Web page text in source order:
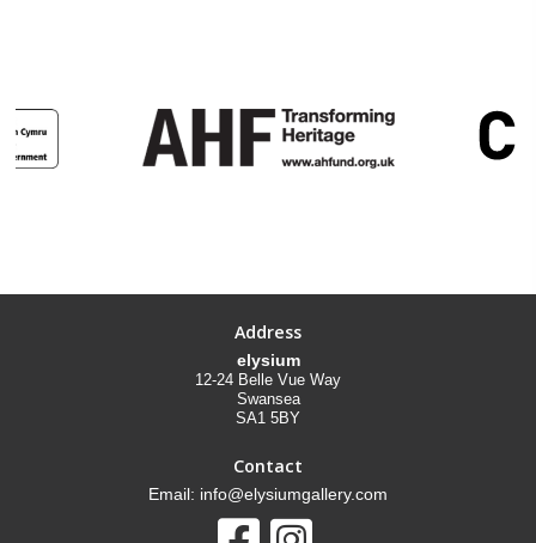
Address
elysium
12-24 Belle Vue Way
Swansea
SA1 5BY
Contact
Email: info@elysiumgallery.com